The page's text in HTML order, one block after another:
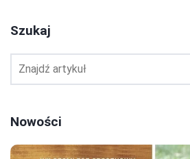
Szukaj
Nowości